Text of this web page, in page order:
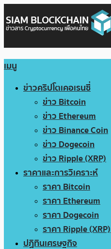
เมนู
ข่าวคริปโตเคอเรนซี่
ข่าว Bitcoin
ข่าว Ethereum
ข่าว Binance Coin
ข่าว Dogecoin
ข่าว Ripple (XRP)
ราคาและการวิเคราะห์
ราคา Bitcoin
ราคา Ethereum
ราคา Dogecoin
ราคา Ripple (XRP)
ปฏิทินเศรษฐกิจ